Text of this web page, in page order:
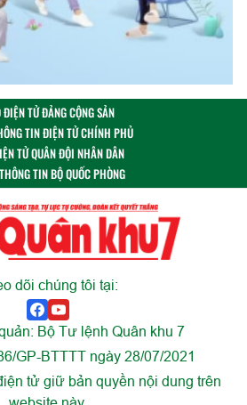
ĐIỆN TỬ ĐẢNG CỘNG SẢN
TIN ĐIỆN TỬ CHÍNH PHỦ
TỬ QUÂN ĐỘI NHÂN DÂN
TIN BỘ QUỐC PHÒNG
dõi chúng tôi tại:
Bộ Tư lệnh Quân khu 7
GP-BTTTT ngày 28/07/2021
tử giữ bản quyền nội dung trên